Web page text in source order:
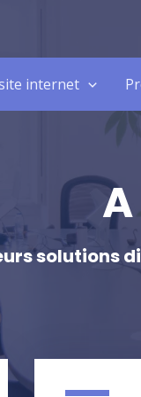
internet
solutions